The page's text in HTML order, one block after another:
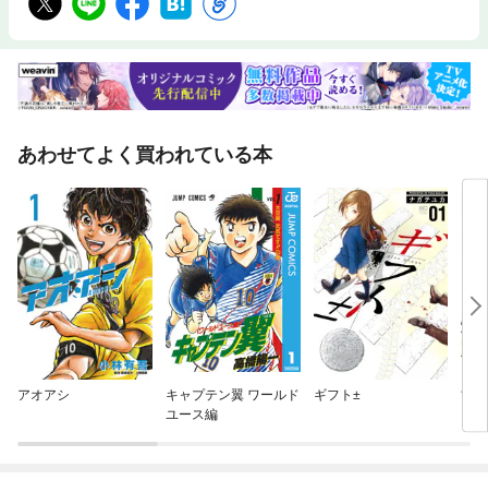
あわせてよく買われている本
アオアシ
キャプテン翼 ワールド
ユース編
ギフト± 甘